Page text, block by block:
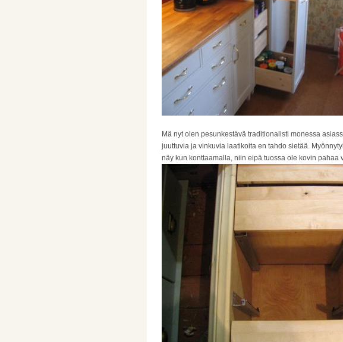
Mä nyt olen pesunkestävä traditionalisti monessa
juuttuvia ja vinkuvia laatikoita en tahdo sietää.
näy kun konttaamalla, niin eipä tuossa ole kovin pahaa